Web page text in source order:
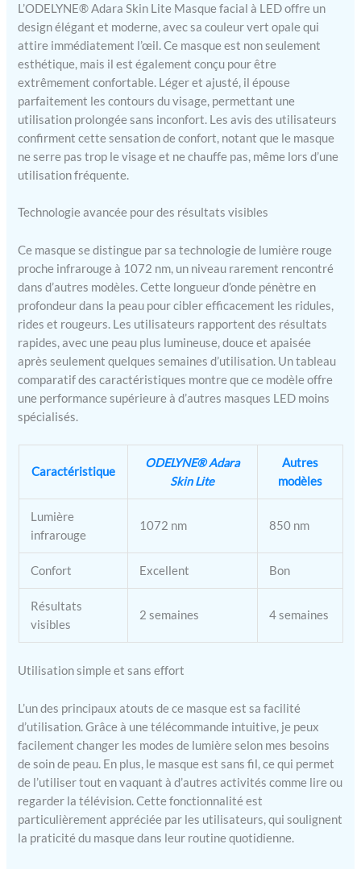
L’ODELYNE® Adara Skin Lite Masque facial à LED offre un
design élégant et moderne, avec sa couleur vert opale qui
attire immédiatement l’œil. Ce masque est non seulement
esthétique, mais il est également conçu pour être
extrêmement confortable. Léger et ajusté, il épouse
parfaitement les contours du visage, permettant une
utilisation prolongée sans inconfort. Les avis des utilisateurs
confirment cette sensation de confort, notant que le masque
ne serre pas trop le visage et ne chauffe pas, même lors d’une
utilisation fréquente.
Technologie avancée pour des résultats visibles
Ce masque se distingue par sa technologie de lumière rouge
proche infrarouge à 1072 nm, un niveau rarement rencontré
dans d’autres modèles. Cette longueur d’onde pénètre en
profondeur dans la peau pour cibler efficacement les ridules,
rides et rougeurs. Les utilisateurs rapportent des résultats
rapides, avec une peau plus lumineuse, douce et apaisée
après seulement quelques semaines d’utilisation. Un tableau
comparatif des caractéristiques montre que ce modèle offre
une performance supérieure à d’autres masques LED moins
spécialisés.
Caractéristique
ODELYNE® Adara
Skin Lite
Autres
modèles
Lumière
infrarouge
1072 nm 850 nm
Confort Excellent Bon
Résultats
visibles
2 semaines 4 semaines
Utilisation simple et sans effort
L’un des principaux atouts de ce masque est sa facilité
d’utilisation. Grâce à une télécommande intuitive, je peux
facilement changer les modes de lumière selon mes besoins
de soin de peau. En plus, le masque est sans fil, ce qui permet
de l’utiliser tout en vaquant à d’autres activités comme lire ou
regarder la télévision. Cette fonctionnalité est
particulièrement appréciée par les utilisateurs, qui soulignent
la praticité du masque dans leur routine quotidienne.